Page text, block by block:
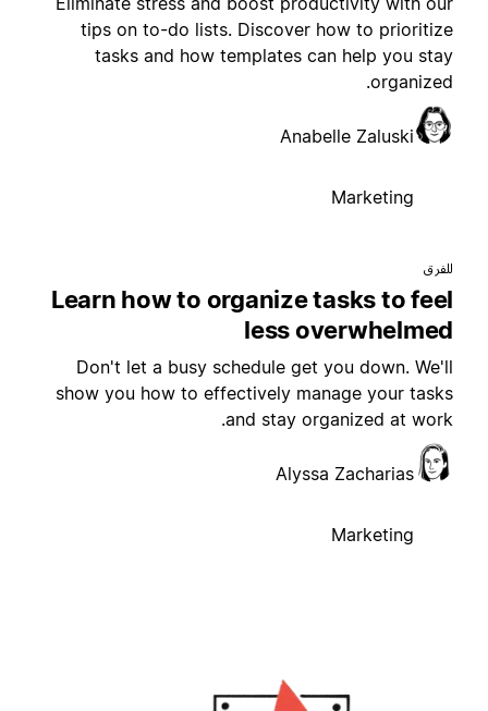
tips on to-do lists. Discover how to
tasks and how templates can help you
Anabelle Zaluski
Marketing
Learn how to organize tasks to
less
Don't let a busy schedule get you down.
show you how to effectively manage your
and stay organized at
Alyssa Zacharias
Marketing